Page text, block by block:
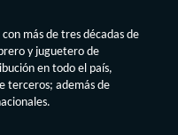
más de tres décadas de
y juguetero de
en todo el país,
terceros; además de